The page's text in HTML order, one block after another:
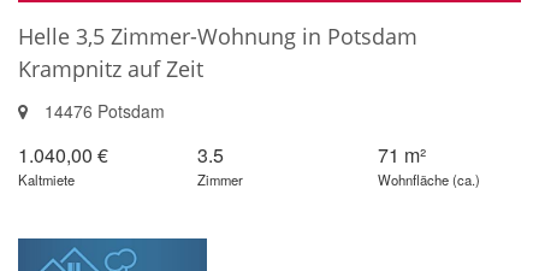
Helle 3,5 Zimmer-Wohnung in Potsdam
Krampnitz auf Zeit
14476 Potsdam
1.040,00 €
Kaltmiete
3.5
Zimmer
71 m²
Wohnfläche (ca.)